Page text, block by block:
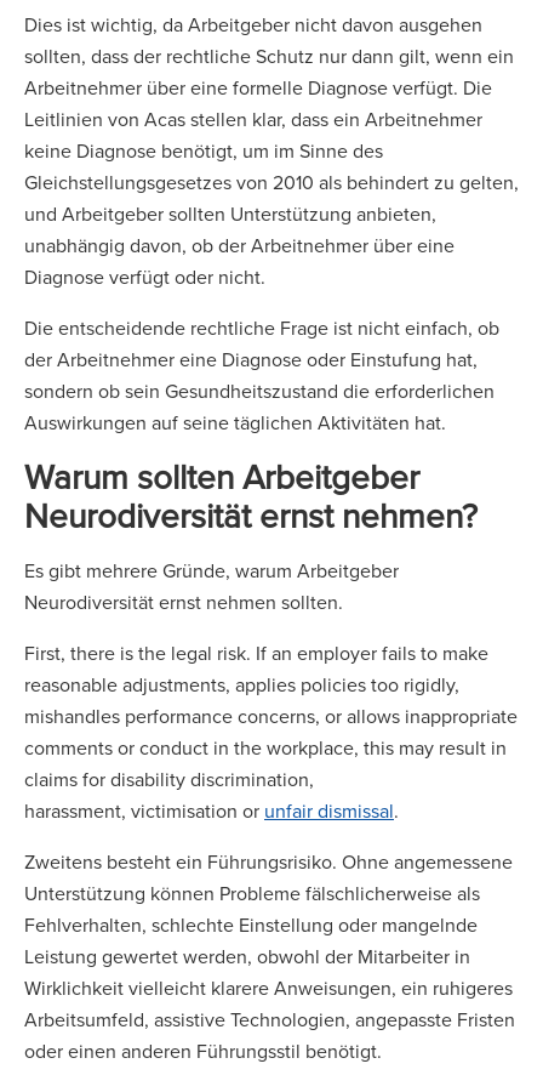
Dies ist wichtig, da Arbeitgeber nicht davon ausgehen
sollten, dass der rechtliche Schutz nur dann gilt, wenn ein
Arbeitnehmer über eine formelle Diagnose verfügt. Die
Leitlinien von Acas stellen klar, dass ein Arbeitnehmer
keine Diagnose benötigt, um im Sinne des
Gleichstellungsgesetzes von 2010 als behindert zu gelten,
und Arbeitgeber sollten Unterstützung anbieten,
unabhängig davon, ob der Arbeitnehmer über eine
Diagnose verfügt oder nicht.
Die entscheidende rechtliche Frage ist nicht einfach, ob
der Arbeitnehmer eine Diagnose oder Einstufung hat,
sondern ob sein Gesundheitszustand die erforderlichen
Auswirkungen auf seine täglichen Aktivitäten hat.
Warum sollten Arbeitgeber
Neurodiversität ernst nehmen?
Es gibt mehrere Gründe, warum Arbeitgeber
Neurodiversität ernst nehmen sollten.
First, there is the legal risk. If an employer fails to make
reasonable adjustments, applies policies too rigidly,
mishandles performance concerns, or allows inappropriate
comments or conduct in the workplace, this may result in
claims for disability discrimination,
harassment, victimisation or unfair dismissal.
Zweitens besteht ein Führungsrisiko. Ohne angemessene
Unterstützung können Probleme fälschlicherweise als
Fehlverhalten, schlechte Einstellung oder mangelnde
Leistung gewertet werden, obwohl der Mitarbeiter in
Wirklichkeit vielleicht klarere Anweisungen, ein ruhigeres
Arbeitsumfeld, assistive Technologien, angepasste Fristen
oder einen anderen Führungsstil benötigt.